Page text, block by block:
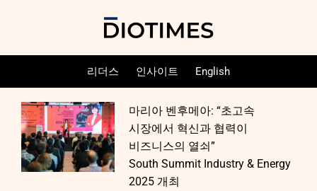
리더스 인사이트 English
마리아 벤후메아: “초고속
시장에서 혁신과 협력이
비즈니스의 열쇠”
South Summit Industry & Energy
2025 개최